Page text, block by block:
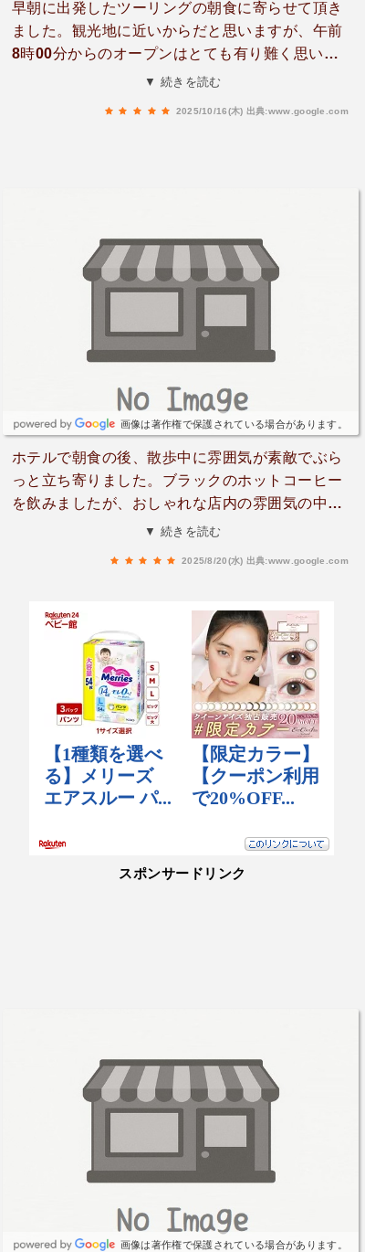
早朝に出発したツーリングの朝食に寄らせて頂き
ました。観光地に近いからだと思いますが、午前
8時00分からのオープンはとても有り難く思いま
す。8:20頃訪問しましたが3組のお客様が既に来
いただきます。ありがとうございます。
▼ 続きを読む
2025/10/16(木) 出典:www.google.com
画像は著作権で保護されている場合があります。
ホテルで朝食の後、散歩中に雰囲気が素敵でぶら
っと立ち寄りました。ブラックのホットコーヒー
を飲みましたが、おしゃれな店内の雰囲気の中✨
最高に美味しかったです。外国人や登山客に大人
▼ 続きを読む
2025/8/20(水) 出典:www.google.com
スポンサードリンク
画像は著作権で保護されている場合があります。